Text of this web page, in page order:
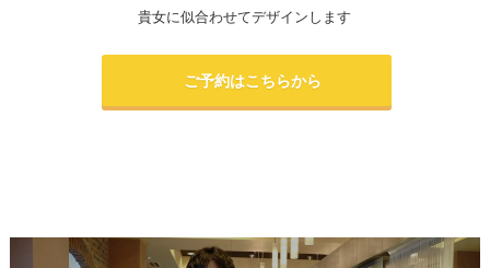
貴女に似合わせてデザインします
ご予約はこちらから